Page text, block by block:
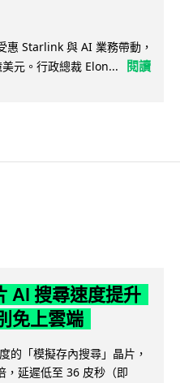
惠 Starlink 與 AI 業務帶動，
元。行政總裁 Elon...
閱讀
AI 搜尋速度提升
免上雲端
的「模擬存內搜尋」晶片，
，延遲低至 36 皮秒（即